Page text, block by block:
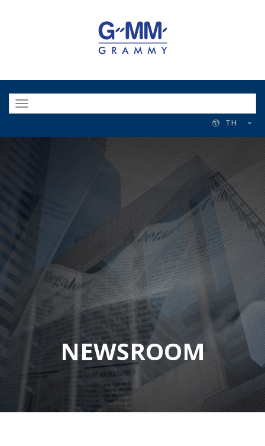
TH
NEWSROOM